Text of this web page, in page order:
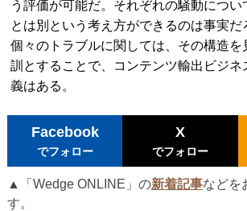
う評価が可能だ。それぞれの騒動につ
とは別という考え方ができるのは事実だ
個々のトラブルに関しては、その構造を
訓とすることで、コンテンツ輸出ビジネ
義はある。
Facebook
でフォロー
X
でフォロー
▲「Wedge ONLINE」の新着記事などを
す。